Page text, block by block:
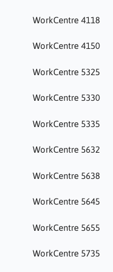
WorkCentre 4118
WorkCentre 4150
WorkCentre 5325
WorkCentre 5330
WorkCentre 5335
WorkCentre 5632
WorkCentre 5638
WorkCentre 5645
WorkCentre 5655
WorkCentre 5735